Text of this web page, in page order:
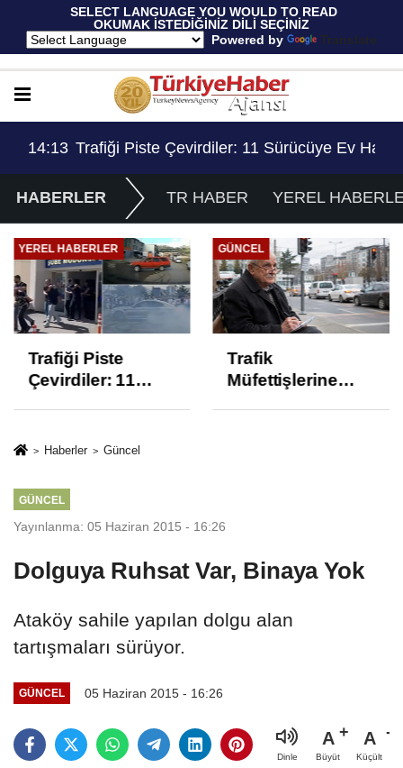
SELECT LANGUAGE YOU WOULD TO READ
OKUMAK İSTEDİĞİNİZ DİLİ SEÇİNİZ
Powered by
Translate
Hapsi, 2 Milyon Lira Ceza..!
13:53 Trafik Müfettişlerine Getirilen 70 Yaş
HABERLER TR HABER YEREL
YEREL HABERLER
Trafiği Piste
Çevirdiler: 11
Lira Ceza..!
GÜNCEL
Trafik
Müfettişlerine
Haberler Güncel
GÜNCEL
Yayınlanma: 05 Haziran 2015 - 16:26
Dolguya Ruhsat Var, Binaya Yok
Ataköy sahile yapılan dolgu alan
tartışmaları sürüyor.
GÜNCEL 05 Haziran 2015 - 16:26
Dinle
A
Büyüt
A
Küçült